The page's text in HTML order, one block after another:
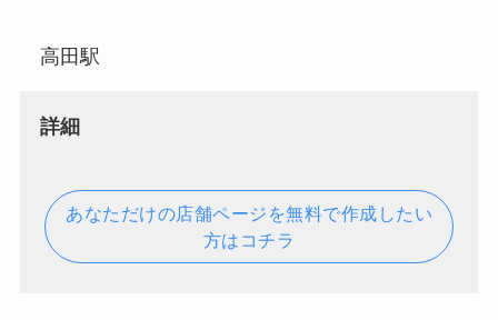
高田駅
詳細
あなただけの店舗ページを無料で作成したい
方はコチラ